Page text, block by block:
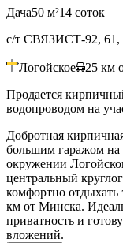
Дача50 м²14 соток
с/т СВЯЗИСТ-92, 61,
Логойское 25 км
Продается
водопроводом на
Добротная
большим гаражом на
окружении
центральный
комфортно отдыхать
км от Минска.
приватность и
вложений.